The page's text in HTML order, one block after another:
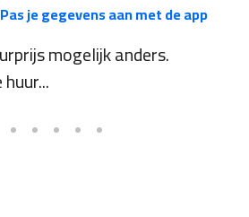
je gegevens aan met de app
mogelijk anders.